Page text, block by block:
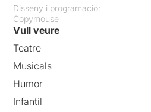
Disseny i programació:
Copymouse
Vull veure
Teatre
Musicals
Humor
Infantil